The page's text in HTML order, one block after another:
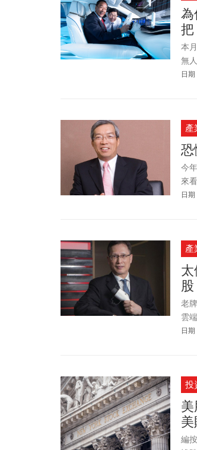
關
中
來
盤
好
續
把
本
無
日
產
今
來
日
產
老
雲
日
投
編